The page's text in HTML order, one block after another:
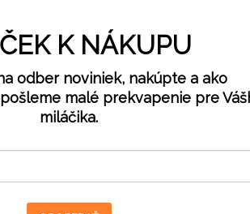
K NÁKUPU
odber noviniek, nakúpte a ako
malé prekvapenie pre
miláčika.